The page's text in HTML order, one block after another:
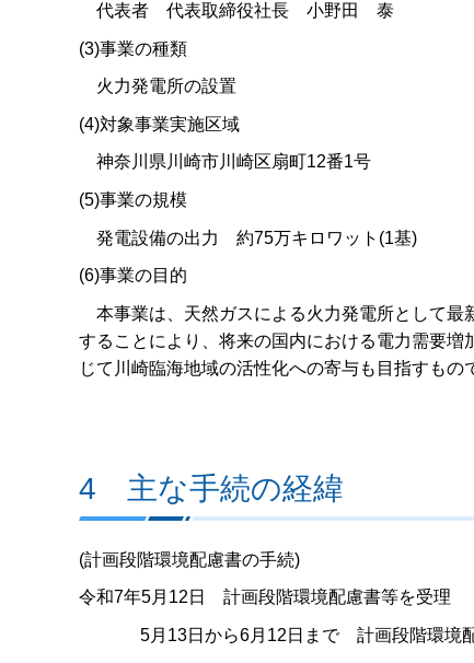
代表者 代表取締役社長 小野田 泰
(3)事業の種類
火力発電所の設置
(4)対象事業実施区域
神奈川県川崎市川崎区扇町12番1号
(5)事業の規模
発電設備の出力 約75万キロワット(1基)
(6)事業の目的
本事業は、天然ガスによる火力発電所として最
することにより、将来の国内における電力需要
じて川崎臨海地域の活性化への寄与も目指すもの
4 主な手続の経緯
(計画段階環境配慮書の手続)
令和7年5月12日 計画段階環境配慮書等を受理
5月13日から6月12日まで 計画段階環境配